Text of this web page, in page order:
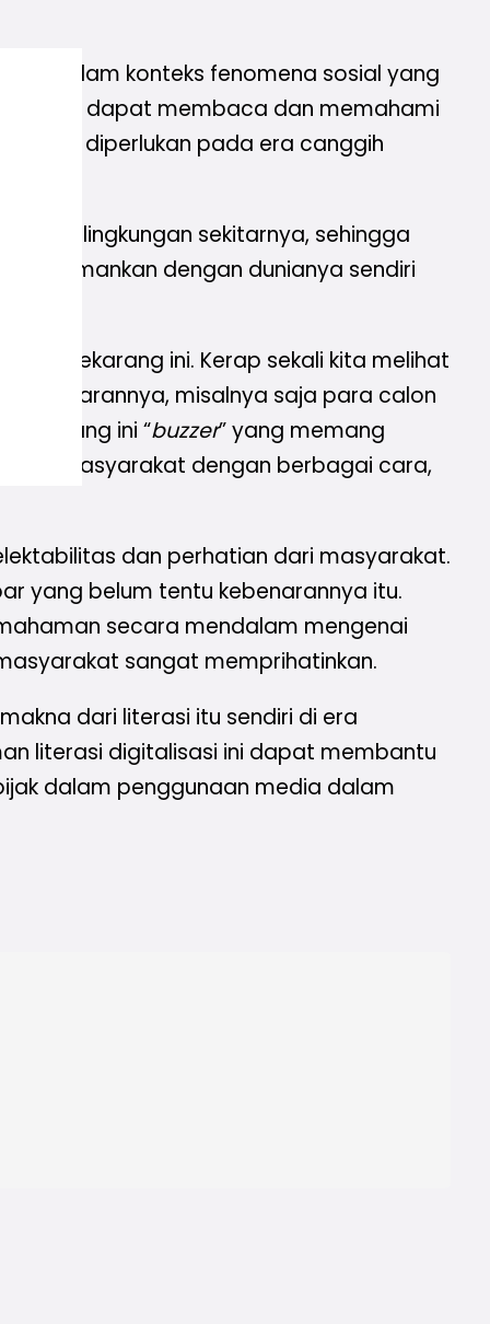
dalam konteks fenomena sosial yang
kita dapat membaca dan memahami
yang diperlukan pada era canggih
pada lingkungan sekitarnya, sehingga
dinyamankan dengan dunianya sendiri
sekarang ini. Kerap sekali kita melihat
misalnya saja para calon
ini “buzzer” yang memang
masyarakat dengan berbagai cara,
dan perhatian dari masyarakat.
yang belum tentu kebenarannya itu.
secara mendalam mengenai
sangat memprihatinkan.
dari literasi itu sendiri di era
literasi digitalisasi ini dapat membantu
dalam penggunaan media dalam